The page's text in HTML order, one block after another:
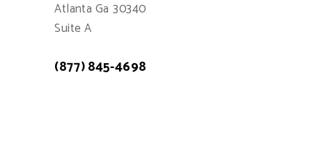
Atlanta Ga 30340
Suite A
(877) 845-4698